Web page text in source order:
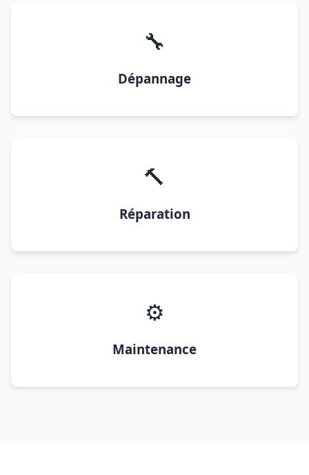
🔧
Dépannage
🔨
Réparation
⚙️
Maintenance